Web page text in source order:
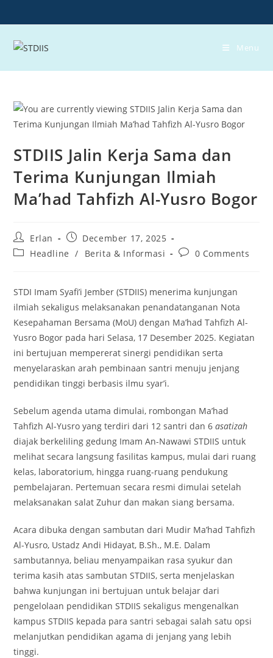
to
content
Menu
STDIIS Jalin Kerja Sama dan
Terima Kunjungan Ilmiah
Ma’had Tahfizh Al-Yusro Bogor
Post
author:
Erlan
Post
published:
December 17, 2025
PostHeadline / Berita & Informasi
Post0 Comments
STDI Imam Syafi’i Jember (STDIIS) menerima kunjungan
ilmiah sekaligus melaksanakan penandatanganan Nota
Kesepahaman Bersama (MoU) dengan Ma’had Tahfizh Al-
Yusro Bogor pada hari Selasa, 17 Desember 2025. Kegiatan
ini bertujuan mempererat sinergi pendidikan serta
menyelaraskan arah pembinaan santri menuju jenjang
pendidikan tinggi berbasis ilmu syar’i.
Sebelum agenda utama dimulai, rombongan Ma’had
Tahfizh Al-Yusro yang terdiri dari 12 santri dan 6asatizah
diajak berkeliling gedung Imam An-Nawawi STDIIS untuk
melihat secara langsung fasilitas kampus, mulai dari ruang
kelas, laboratorium, hingga ruang-ruang pendukung
pembelajaran. Pertemuan secara resmi dimulai setelah
melaksanakan salat Zuhur dan makan siang bersama.
Acara dibuka dengan sambutan dari Mudir Ma’had Tahfizh
Al-Yusro, Ustadz Andi Hidayat, B.Sh., M.E. Dalam
sambutannya, beliau menyampaikan rasa syukur dan
terima kasih atas sambutan STDIIS, serta menjelaskan
bahwa kunjungan ini bertujuan untuk belajar dari
pengelolaan pendidikan STDIIS sekaligus mengenalkan
kampus STDIIS kepada para santri sebagai salah satu opsi
melanjutkan pendidikan agama di jenjang yang lebih
tinggi.